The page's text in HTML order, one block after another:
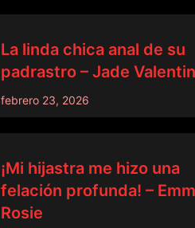
La linda chica anal de su
padrastro – Jade
febrero 23, 2026
¡Mi hijastra me hizo una
felación profunda! –
Rosie